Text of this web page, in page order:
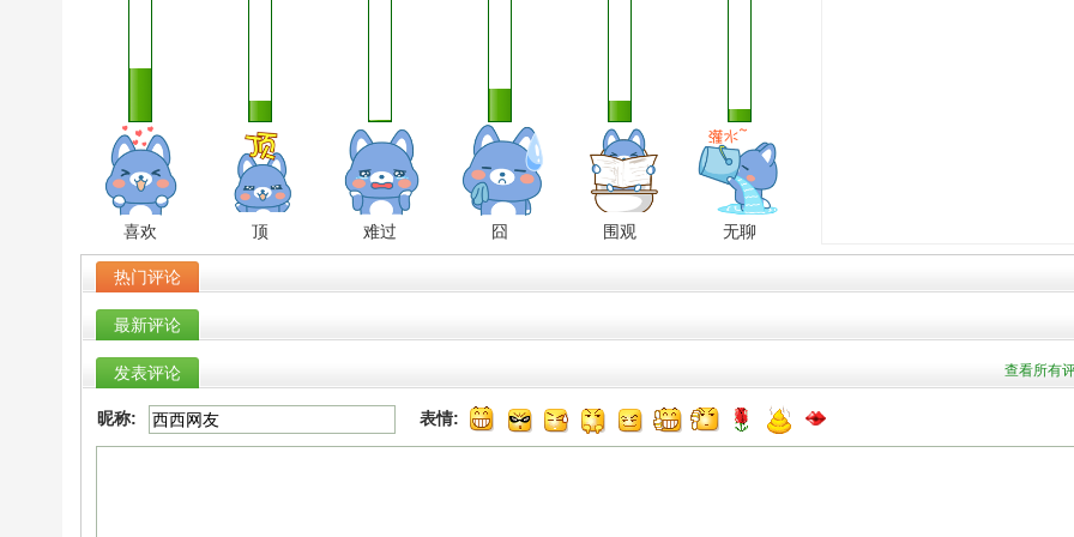
喜欢 顶 难过 囧 围观 无聊
热门评论
最新评论
发表评论 查看所有
昵称: 表情: